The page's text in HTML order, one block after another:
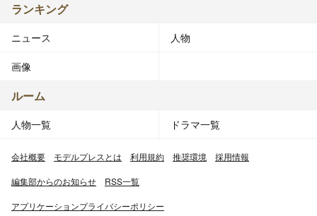
ランキング
ニュース 人物
画像
ルーム
人物一覧 ドラマ一覧
会社概要 モデルプレスとは 利用規約 推奨環境 採用情報
編集部からのお知らせ RSS一覧
アプリケーションプライバシーポリシー